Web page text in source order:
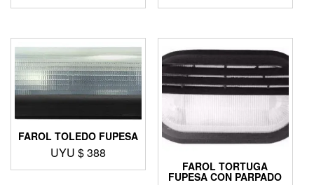
FAROL TOLEDO FUPESA
UYU $388
FAROL TORTUGA
FUPESA CON PARPADO